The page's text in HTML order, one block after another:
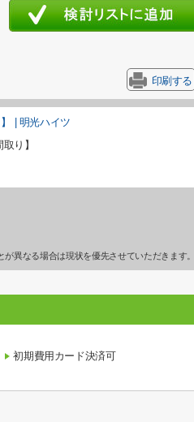
印刷する
り】
異なる場合は現状を優先させていただきます。
初期費用カード決済可